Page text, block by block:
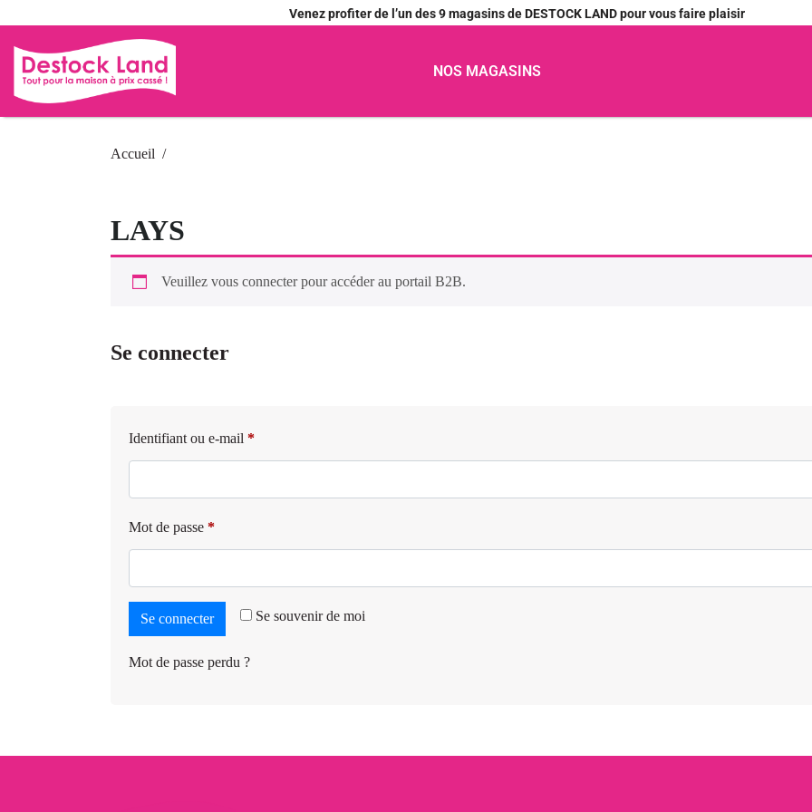
Venez profiter de l’un des 9 magasins de DESTOCK LAND pour vous faire plaisir
NOS MAGASINS
Accueil
LAYS
Veuillez vous connecter pour accéder au portail B2B.
Se connecter
Identifiant ou e-mail *
Mot de passe *
Se souvenir de moi
Se connecter
Mot de passe perdu ?